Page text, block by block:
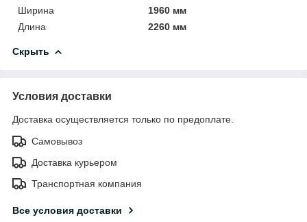
Ширина
1960 мм
Длина
2260 мм
Скрыть
Условия доставки
Доставка осуществляется только по предоплате.
Самовывоз
Доставка курьером
Транспортная компания
Все условия доставки